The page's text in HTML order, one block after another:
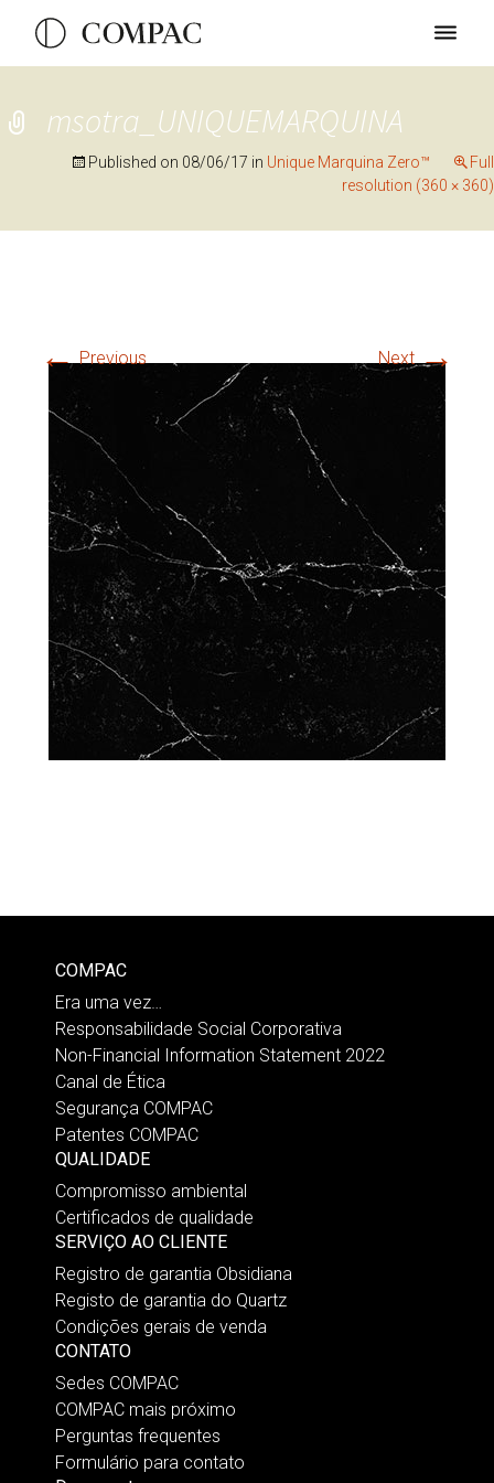
msotra_UNIQUEMARQUINA
Published on 08/06/17 in Unique Marquina Zero™
Full
resolution (360 × 360)
←Previous Next→
COMPAC
Era uma vez…
Responsabilidade Social Corporativa
Non-Financial Information Statement 2022
Canal de Ética
Segurança COMPAC
Patentes COMPAC
QUALIDADE
Compromisso ambiental
Certificados de qualidade
SERVIÇO AO CLIENTE
Registro de garantia Obsidiana
Registo de garantia do Quartz
Condições gerais de venda
CONTATO
Sedes COMPAC
COMPAC mais próximo
Perguntas frequentes
Formulário para contato